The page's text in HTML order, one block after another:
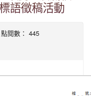
語徵稿活動
閱數： 445